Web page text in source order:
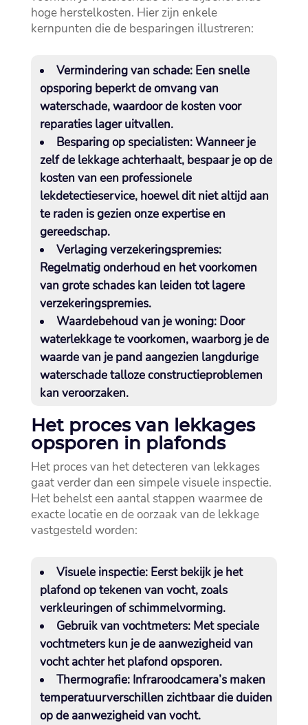
hoge herstelkosten.​ Hier zijn enkele
kernpunten die de besparingen illustreren:
Vermindering van schade:Een snelle
opsporing beperkt de omvang van
waterschade, waardoor de kosten voor
reparaties lager uitvallen.​
Besparing op specialisten:Wanneer je
zelf de lekkage achterhaalt, bespaar je op de
kosten van een professionele
lekdetectieservice, hoewel dit niet altijd aan
te raden is gezien onze expertise en
gereedschap.​
Verlaging verzekeringspremies:
Regelmatig onderhoud en het voorkomen
van grote schades kan leiden tot lagere
verzekeringspremies.​
Waardebehoud van je woning:Door
waterlekkage te voorkomen, waarborg je de
waarde van je pand aangezien langdurige
waterschade talloze constructieproblemen
kan veroorzaken.​
Het proces van lekkages
opsporen in plafonds
Het proces van het detecteren van lekkages
gaat verder dan een simpele visuele inspectie.​
Het behelst een aantal stappen waarmee de
exacte locatie en de oorzaak van de lekkage
vastgesteld worden:
Visuele inspectie:Eerst bekijk je het
plafond op tekenen van vocht, zoals
verkleuringen of schimmelvorming.​
Gebruik van vochtmeters:Met speciale
vochtmeters kun je de aanwezigheid van
vocht achter het plafond opsporen.​
Thermografie:Infraroodcamera’s maken
temperatuurverschillen zichtbaar die duiden
op de aanwezigheid van vocht.​